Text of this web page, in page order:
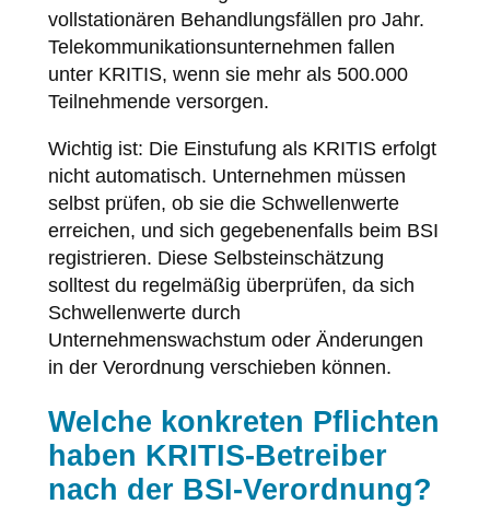
vollstationären Behandlungsfällen pro Jahr.
Telekommunikationsunternehmen fallen
unter KRITIS, wenn sie mehr als 500.000
Teilnehmende versorgen.
Wichtig ist: Die Einstufung als KRITIS erfolgt
nicht automatisch. Unternehmen müssen
selbst prüfen, ob sie die Schwellenwerte
erreichen, und sich gegebenenfalls beim BSI
registrieren. Diese Selbsteinschätzung
solltest du regelmäßig überprüfen, da sich
Schwellenwerte durch
Unternehmenswachstum oder Änderungen
in der Verordnung verschieben können.
Welche konkreten Pflichten
haben KRITIS-Betreiber
nach der BSI-Verordnung?